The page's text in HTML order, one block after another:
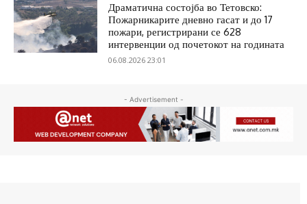
Драматична состојба во Тетовско:
Пожарникарите дневно гасат и до 17
пожари, регистрирани се 628
интервенции од почетокот на годината
06.08.2026 23:01
- Advertisement -